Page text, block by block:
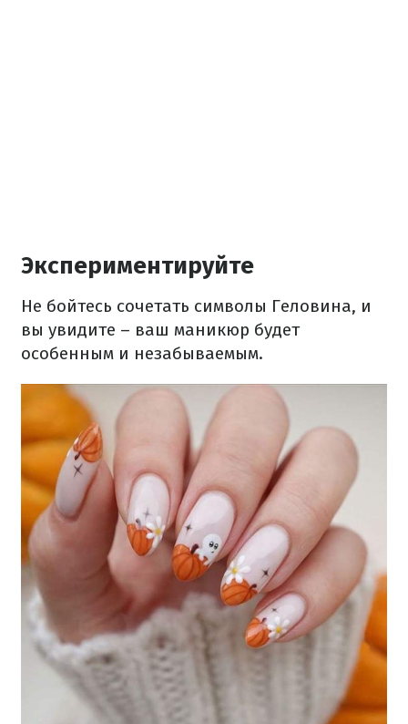
Экспериментируйте
Не бойтесь сочетать символы Геловина, и
вы увидите – ваш маникюр будет
особенным и незабываемым.